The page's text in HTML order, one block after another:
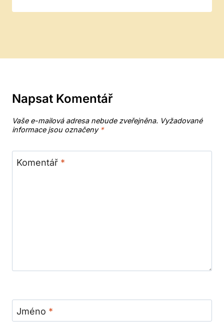
Napsat Komentář
Vaše e-mailová adresa nebude zveřejněna. Vyžadované
informace jsou označeny *
Komentář *
Jméno *